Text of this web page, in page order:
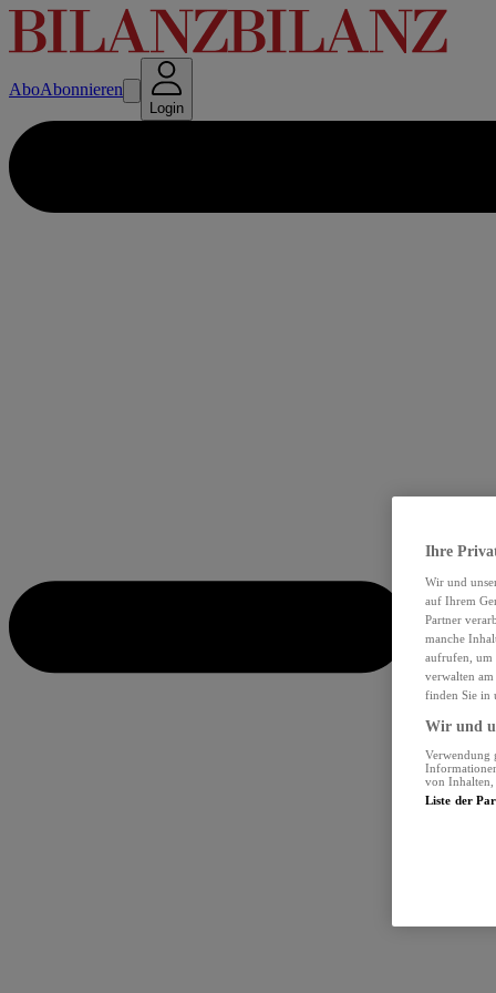
AboAbonnieren
Login
Ihre
Wir und
auf Ihrem
Partner
manche
aufrufen, um
verwalten
finden Sie in
Wir und
Verwendung
von Inhalten,
Liste der